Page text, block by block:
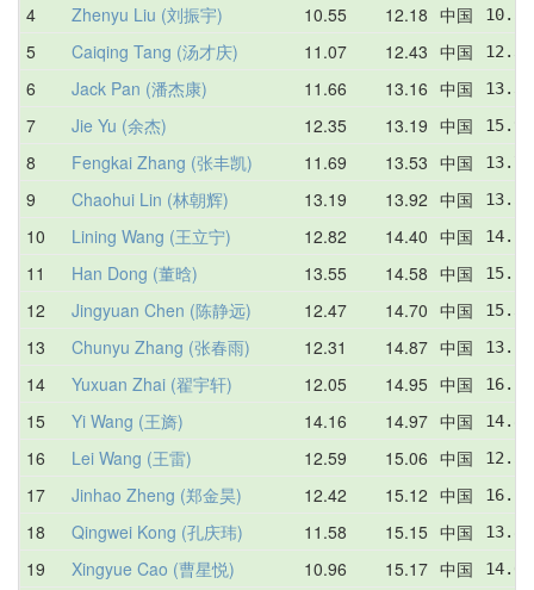
4 Zhenyu Liu (刘振宇) 10.55 12.18 中国
5 Caiqing Tang (汤才庆) 11.07 12.43 中国
6 Jack Pan (潘杰康) 11.66 13.16 中国
7 Jie Yu (余杰) 12.35 13.19 中国
8 Fengkai Zhang (张丰凯) 11.69 13.53 中国
9 Chaohui Lin (林朝辉) 13.19 13.92 中国
10 Lining Wang (王立宁) 12.82 14.40 中国
11 Han Dong (董晗) 13.55 14.58 中国
12 Jingyuan Chen (陈静远) 12.47 14.70 中国
13 Chunyu Zhang (张春雨) 12.31 14.87 中国
14 Yuxuan Zhai (翟宇轩) 12.05 14.95 中国
15 Yi Wang (王旖) 14.16 14.97 中国
16 Lei Wang (王雷) 12.59 15.06 中国
17 Jinhao Zheng (郑金昊) 12.42 15.12 中国
18 Qingwei Kong (孔庆玮) 11.58 15.15 中国
19 Xingyue Cao (曹星悦) 10.96 15.17 中国